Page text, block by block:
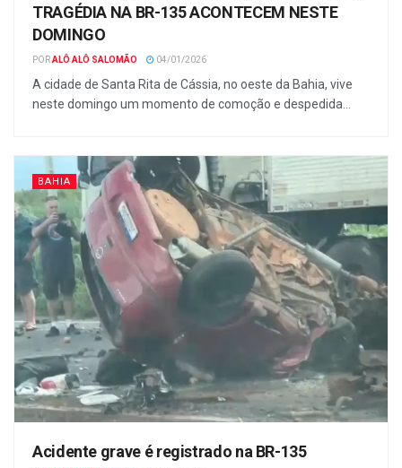
TRAGÉDIA NA BR-135 ACONTECEM NESTE
DOMINGO
PORALÔ ALÔ SALOMÃO 04/01/2026
A cidade de Santa Rita de Cássia, no oeste da Bahia, vive
neste domingo um momento de comoção e despedida...
BAHIA
Acidente grave é registrado na BR-135